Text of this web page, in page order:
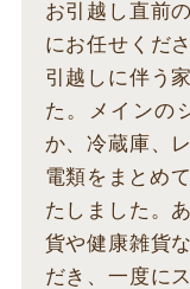
お引越し直前
にお任せくだ
引越しに伴う
た。メインの
か、冷蔵庫、
電類をまとめ
たしました。
貨や健康雑貨
だき、一度に